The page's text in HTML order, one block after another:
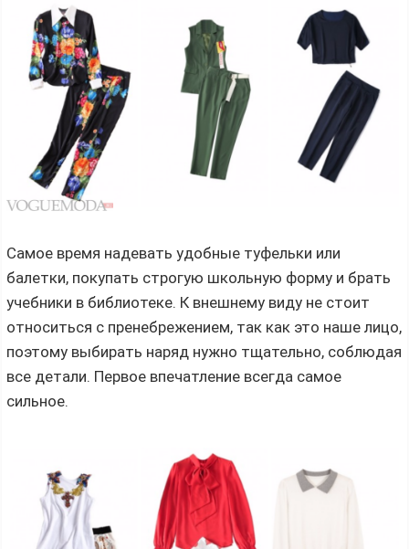
Самое время надевать удобные туфельки или
балетки, покупать строгую школьную форму и брать
учебники в библиотеке. К внешнему виду не стоит
относиться с пренебрежением, так как это наше лицо,
поэтому выбирать наряд нужно тщательно, соблюдая
все детали. Первое впечатление всегда самое
сильное.